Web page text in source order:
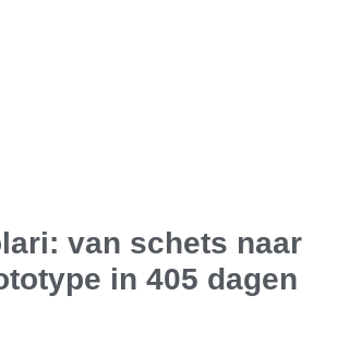
van schets naar
in 405 dagen